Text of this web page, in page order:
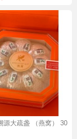
源大疏盏 （燕窝） 30